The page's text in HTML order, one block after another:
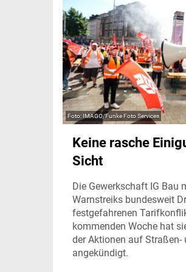
IMAGO/Funke Foto Services
Keine rasche
Sicht
Die Gewerkschaft IG Bau
Warnstreiks bundesweit
festgefahrenen
kommenden Woche hat
der Aktionen auf Straßen-
angekündigt.